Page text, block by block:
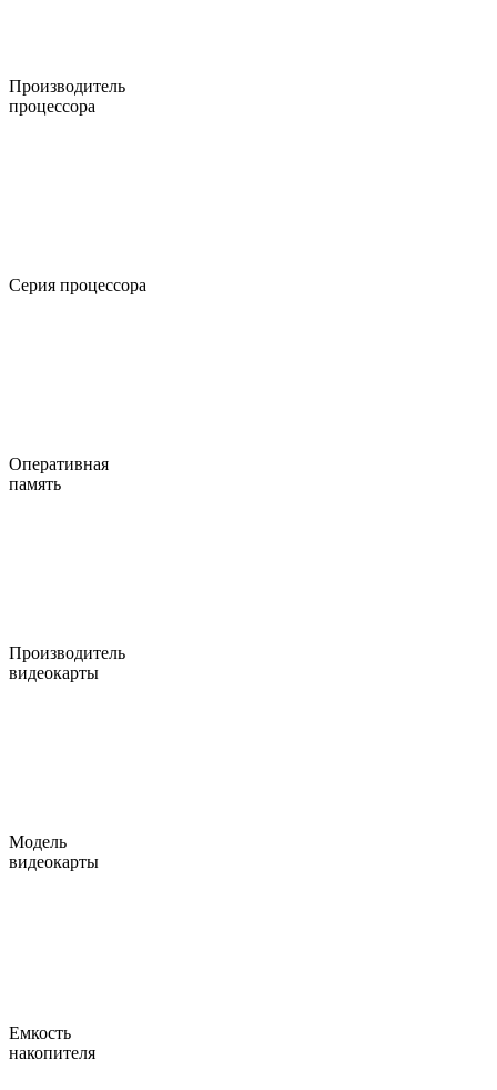
Производитель
процессора
Серия процессора
Оперативная
память
Производитель
видеокарты
Модель
видеокарты
Емкость
накопителя